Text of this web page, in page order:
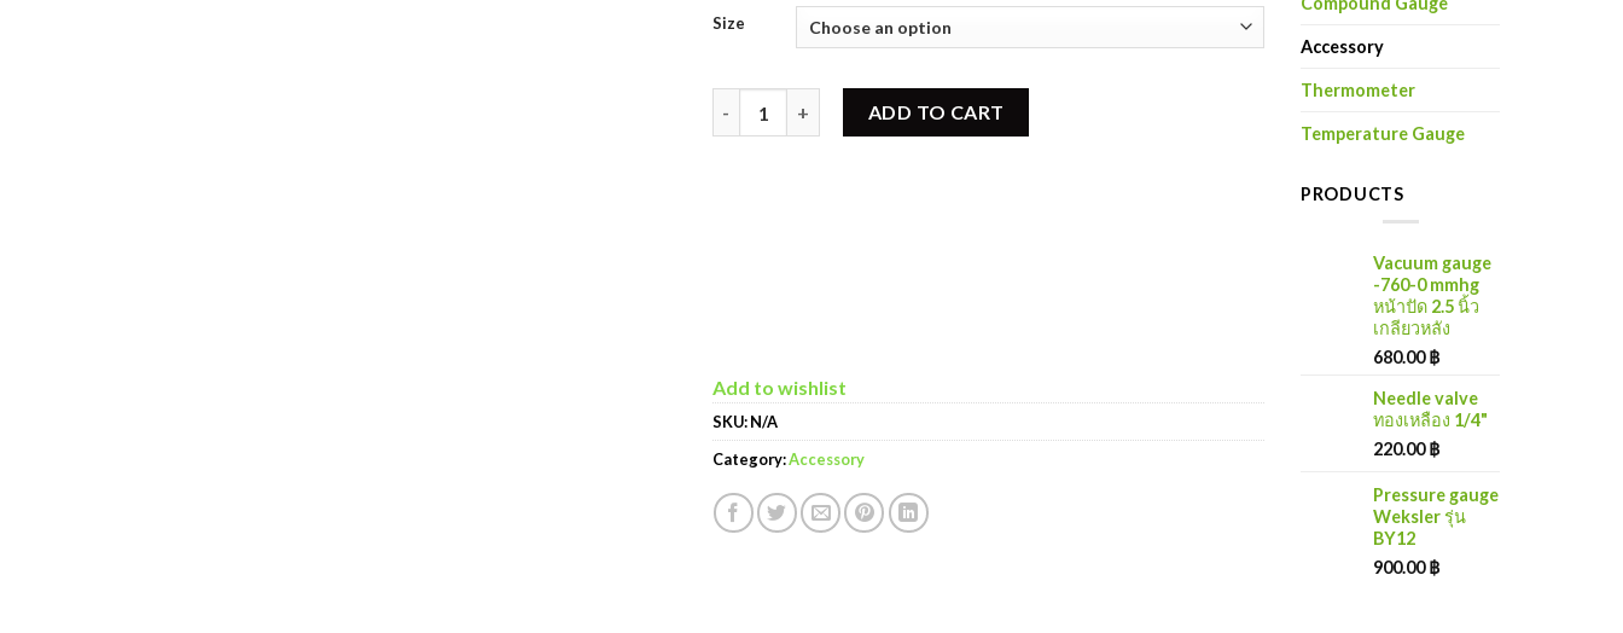
Size
ADD TO CART
Add to wishlist
SKU:N/A
Category:Accessory
Accessory
Thermometer
Temperature Gauge
PRODUCTS
Vacuum gauge
-760-0 mmhg
หน้าปัด 2.5 นิ้ว
เกลียวหลัง
680.00฿
Needle valve
ทองเหลือง 1/4"
220.00฿
Pressure gauge
Weksler รุ่น
BY12
900.00฿